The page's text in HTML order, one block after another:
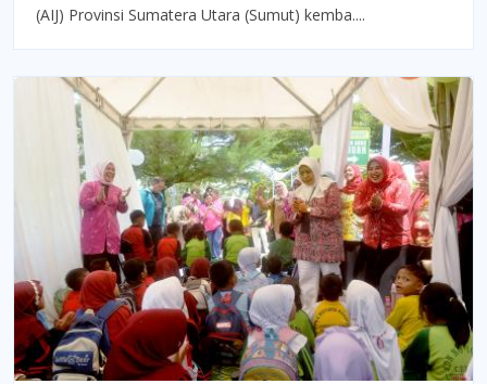
(AIJ) Provinsi Sumatera Utara (Sumut) kemba....